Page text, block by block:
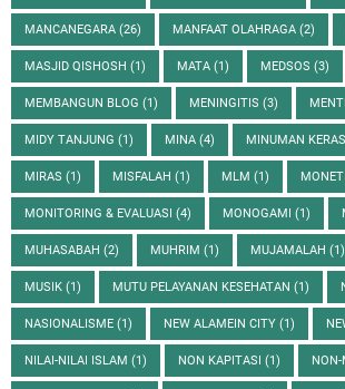
MANCANEGARA (26) MANFAAT OLAHRAGA (2)
MASJID QISHOSH (1) MATA (1) MEDSOS (3)
MEMBANGUN BLOG (1) MENINGITIS (3)
MIDY TANJUNG (1) MINA (4) MINUMAN KERAS
MIRAS (1) MISFALAH (1) MLM (1)
MONITORING & EVALUASI (4) MONOGAMI (1)
MUHASABAH (2) MUHRIM (1) MUJAMALAH (1)
MUSIK (1) MUTU PELAYANAN KESEHATAN (1)
NASIONALISME (1) NEW ALAMEIN CITY (1)
NILAI-NILAI ISLAM (1) NON KAPITASI (1)